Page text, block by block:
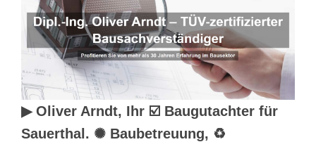
▶︎ Oliver Arndt, Ihr ☑️ Baugutachter für
Sauerthal. ✺ Baubetreuung, ♻